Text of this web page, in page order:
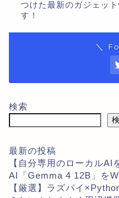
つけた最新のガジェッ
す！
＼
検索
最新の投稿
【自分専用のローカル
AI「Gemma 4 12B」を
【厳選】ラズパイ